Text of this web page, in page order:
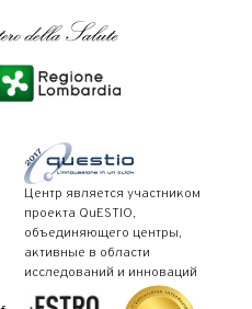
Центр является участником
проекта QuESTIO,
объединяющего центры,
активные в области
исследований и инноваций